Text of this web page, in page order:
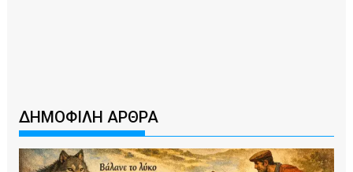
ΔΗΜΟΦΙΛΗ ΑΡΘΡΑ